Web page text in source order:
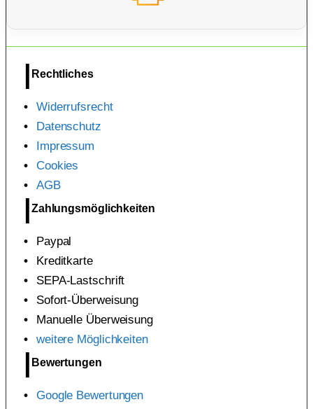
Rechtliches
Widerrufsrecht
Datenschutz
Impressum
Cookies
AGB
Zahlungsmöglichkeiten
Paypal
Kreditkarte
SEPA-Lastschrift
Sofort-Überweisung
Manuelle Überweisung
weitere Möglichkeiten
Bewertungen
Google Bewertungen